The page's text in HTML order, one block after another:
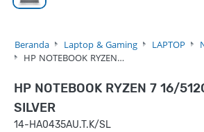
Beranda Laptop & Gaming LAPTOP
HP NOTEBOOK RYZEN…
HP NOTEBOOK RYZEN 7 16/
SILVER
14-HA0435AU.T.K/SL